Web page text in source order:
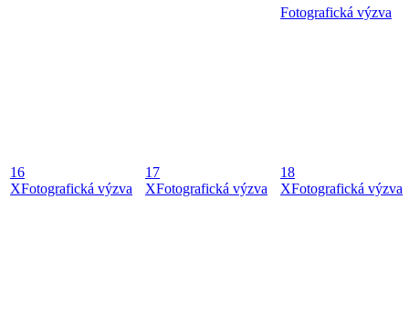
Fotografická výzva
16
XFotografická výzva
17
XFotografická výzva
18
XFotografická výzva